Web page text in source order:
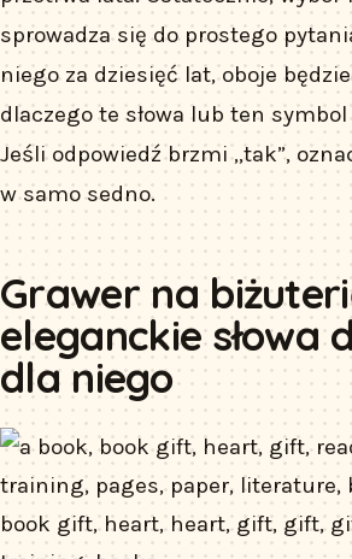
sprowadza się do prostego
niego za dziesięć lat, oboje
dlaczego te słowa lub ten symbol
Jeśli odpowiedź brzmi „tak”,
w samo sedno.
Grawer na
eleganckie słowa
dla niego